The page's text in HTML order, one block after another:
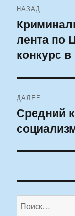
по
записям
НАЗАД
Предыдущая
запись:
лента по
конкурс
ДАЛЕЕ
Следующая
запись:
Средний
Искать: